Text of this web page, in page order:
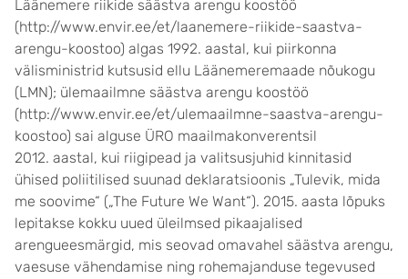
Läänemere riikide säästva arengu koostöö
(http://www.envir.ee/et/laanemere-riikide-saastva-
arengu-koostoo) algas 1992. aastal, kui piirkonna
välisministrid kutsusid ellu Läänemeremaade nõukogu
(LMN); ülemaailmne säästva arengu koostöö
(http://www.envir.ee/et/ulemaailmne-saastva-arengu-
koostoo) sai alguse ÜRO maailmakonverentsil
2012. aastal, kui riigipead ja valitsusjuhid kinnitasid
ühised poliitilised suunad deklaratsioonis „Tulevik, mida
me soovime“ („The Future We Want“). 2015. aasta lõpuks
lepitakse kokku uued üleilmsed pikaajalised
arengueesmärgid, mis seovad omavahel säästva arengu,
vaesuse vähendamise ning rohemajanduse tegevused